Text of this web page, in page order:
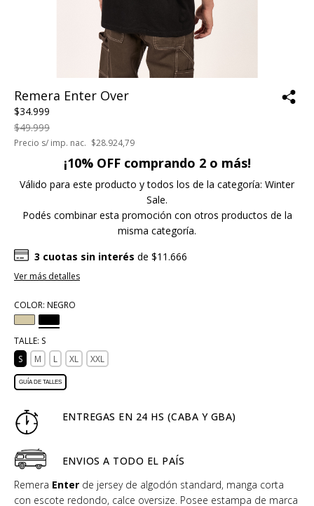
Remera Enter Over
$34.999
$49.999
Precio s/ imp. nac. $28.924,79
¡10% OFF comprando 2 o más!
Válido para este producto y todos los de la categoría: Winter
Sale.
Podés combinar esta promoción con otros productos de la
misma categoría.
3 cuotas sin interés de $11.666
Ver más detalles
COLOR: NEGRO
TALLE: S
S
M L XL XXL
GUÍA DE TALLES
ENTREGAS EN 24 HS (CABA Y GBA)
ENVIOS A TODO EL PAÍS
Remera Enter de jersey de algodón standard, manga corta
con escote redondo, calce oversize. Posee estampa de marca